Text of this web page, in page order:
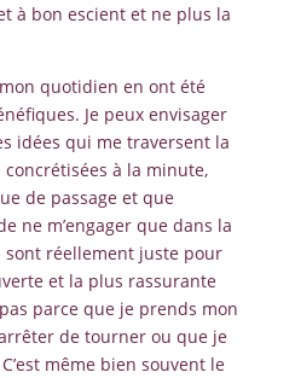
à bon escient et ne plus la
quotidien en ont été
Je peux envisager
idées qui me traversent la
à la minute,
de passage et que
ne m’engager que dans la
réellement juste pour
et la plus rassurante
parce que je prends mon
de tourner ou que je
même bien souvent le